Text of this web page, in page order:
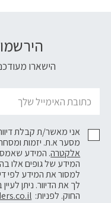
הישארו
אני מאשר/ת קבלת
מסער א.ת. יזמות
אלקטרה. המידע
המידע של גופים אלו
למסור את המידע לפי
לך את הדיוור. ניתן
החוק. לפניות: